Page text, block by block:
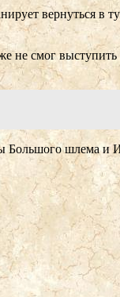
вернуться в
не смог
Большого шлема и